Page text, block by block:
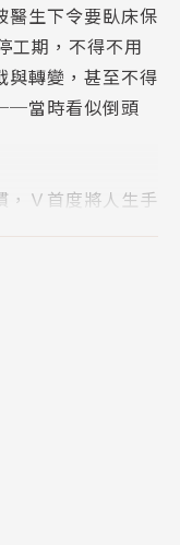
醫生下令要臥床保
工期，不得不用
與轉變，甚至不得
當時看似倒頭
，Ｖ首度將人生手
情點點滴滴，繼
歷程、初踏入演
對不按牌理出牌
種種，從親子、
Ｖ式幽默，有如
仍努力不懈的朋
，或許換個視